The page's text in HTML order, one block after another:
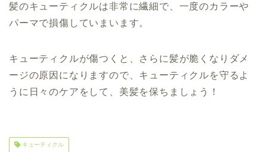
髪のキューティクルは非常に繊細で、一度のカラーや
パーマで損傷していまいます。
キューティクルが傷つくと、さらに髪が脆くなりダメ
ージの原因になりますので、キューティクルを守るよ
うに日々のケアをして、美髪を保ちましょう！
キューティクル